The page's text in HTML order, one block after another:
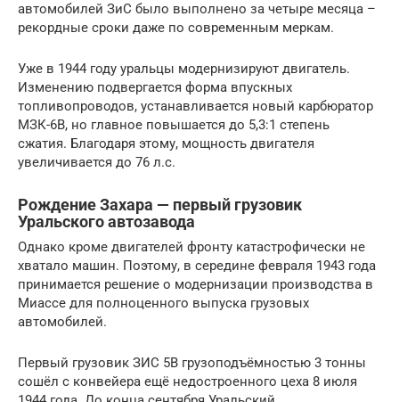
автомобилей ЗиС было выполнено за четыре месяца –
рекордные сроки даже по современным меркам.
Уже в 1944 году уральцы модернизируют двигатель.
Изменению подвергается форма впускных
топливопроводов, устанавливается новый карбюратор
МЗК-6В, но главное повышается до 5,3:1 степень
сжатия. Благодаря этому, мощность двигателя
увеличивается до 76 л.с.
Рождение Захара — первый грузовик
Уральского автозавода
Однако кроме двигателей фронту катастрофически не
хватало машин. Поэтому, в середине февраля 1943 года
принимается решение о модернизации производства в
Миассе для полноценного выпуска грузовых
автомобилей.
Первый грузовик ЗИС 5В грузоподъёмностью 3 тонны
сошёл с конвейера ещё недостроенного цеха 8 июля